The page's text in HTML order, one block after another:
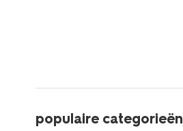
populaire categorieën